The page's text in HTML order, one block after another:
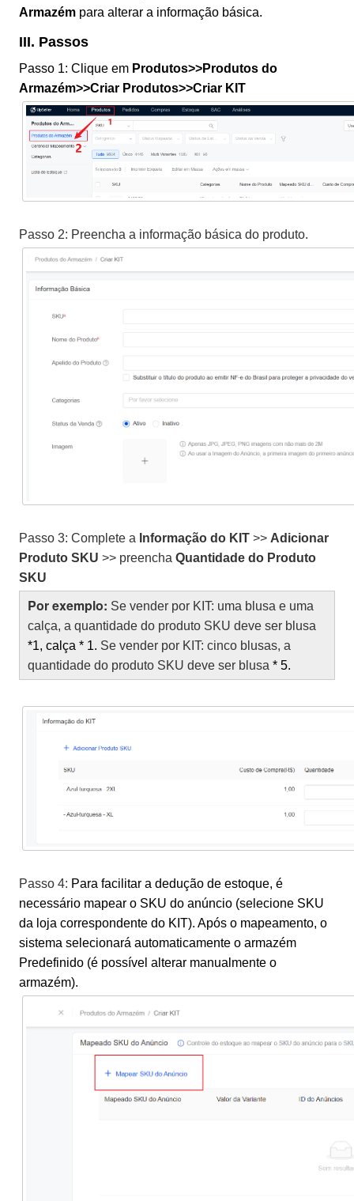
Armazém para alterar a informação básica.
III. Passos
Passo 1: Clique em Produtos>>Produtos do
Armazém>>Criar Produtos>>Criar KIT
Passo 2: Preencha a informação básica do produto.
Passo 3: Complete a Informação do KIT >> Adicionar
Produto SKU >> preencha Quantidade do Produto
SKU
Por exemplo: Se vender por KIT: uma blusa e uma
calça, a quantidade do produto SKU deve ser blusa
*1, calça * 1. Se vender por KIT: cinco blusas, a
quantidade do produto SKU deve ser blusa * 5.
Passo 4: Para facilitar a dedução de estoque, é
necessário mapear o SKU do anúncio (selecione SKU
da loja correspondente do KIT). Após o mapeamento, o
sistema selecionará automaticamente o armazém
Predefinido (é possível alterar manualmente o
armazém).